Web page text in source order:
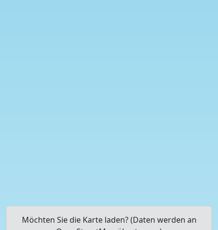
Möchten Sie die Karte laden? (Daten werden an